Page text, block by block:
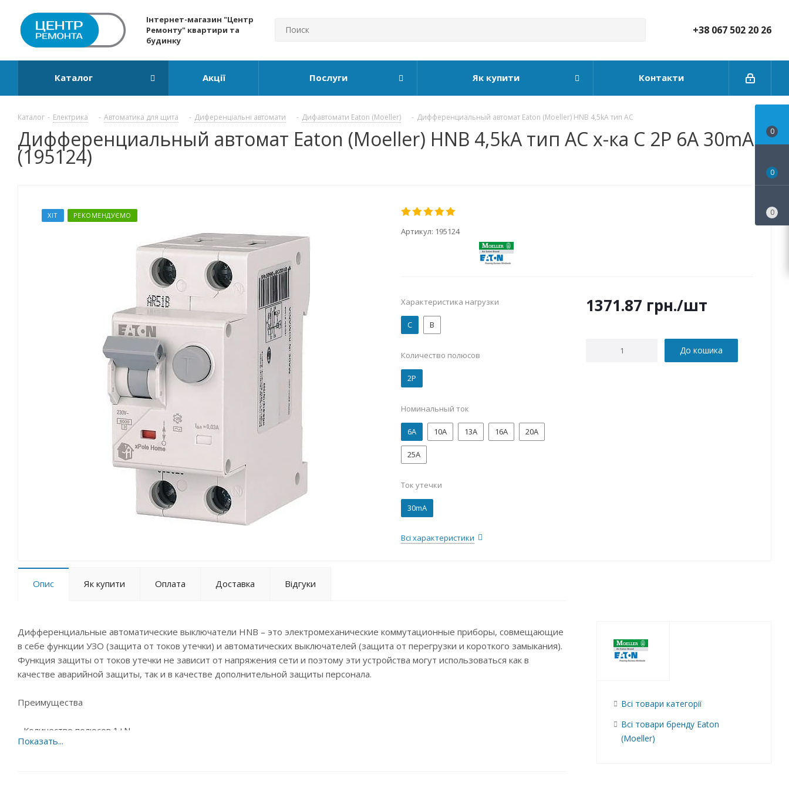
Інтернет-магазин "Центр
Ремонту" квартири та
будинку
+38 067 502 20 26
Каталог Акції Послуги Як купити Контакти
Каталог - Електрика - Автоматика для щита - Диференціальні автомати - Дифавтомати Eaton (Moeller) - Дифференциальный автомат Eaton (Moeller) HNB 4,5kA тип АС
Дифференциальный автомат Eaton (Moeller) HNB 4,5kA тип АС х-ка C 2P 6А 30mA
(195124)
ХІТ РЕКОМЕНДУЄМО
Артикул: 195124
Характеристика нагрузки
C B
Количество полюсов
2P
Номинальный ток
6А 10А 13А 16А 20А
25А
Ток утечки
30mA
Всі характеристики
1371.87 грн./шт
До кошика
Опис Як купити Оплата Доставка Відгуки
Дифференциальные автоматические выключатели HNB – это электромеханические коммутационные приборы, совмещающие
в себе функции УЗО (защита от токов утечки) и автоматических выключателей (защита от перегрузки и короткого замыкания).
Функция защиты от токов утечки не зависит от напряжения сети и поэтому эти устройства могут использоваться как в
качестве аварийной защиты, так и в качестве дополнительной защиты персонала.
Преимущества
- Количество полюсов 1+N
- Ток утечки 30 мА
Всі товари категорії
Всі товари бренду Eaton
(Moeller)
0
0
0